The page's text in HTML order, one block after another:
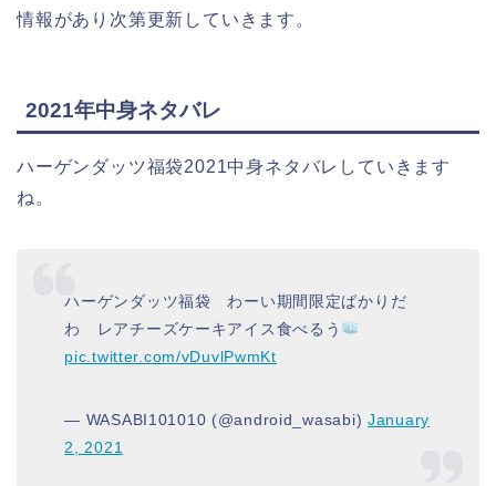
情報があり次第更新していきます。
2021年中身ネタバレ
ハーゲンダッツ福袋2021中身ネタバレしていきます
ね。
ハーゲンダッツ福袋 わーい期間限定ばかりだ
わ レアチーズケーキアイス食べるう
pic.twitter.com/vDuvlPwmKt
— WASABI101010 (@android_wasabi) January
2, 2021